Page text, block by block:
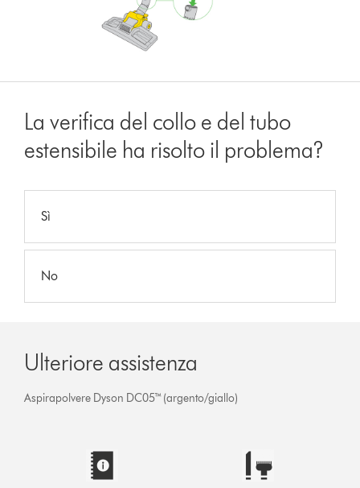
La verifica del collo e del tubo
estensibile ha risolto il problema?
Sì
No
Ulteriore assistenza
Aspirapolvere Dyson DC05™ (argento/giallo)